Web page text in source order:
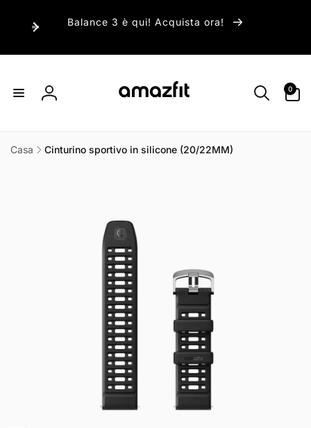
contenuti
Balance 3 è qui! Acquista ora!
Accedi
0
articoli
Casa
Cinturino sportivo in silicone (20/22MM)